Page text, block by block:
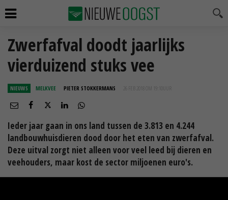
Zwerfafval doodt jaarlijks
vierduizend stuks vee
NIEUWS MELKVEE PIETER STOKKERMANS 26 FEB 2018 OM 19:10
Ieder jaar gaan in ons land tussen de 3.813 en 4.244
landbouwhuisdieren dood door het eten van zwerfafval.
Deze uitval zorgt niet alleen voor veel leed bij dieren en
veehouders, maar kost de sector miljoenen euro's.